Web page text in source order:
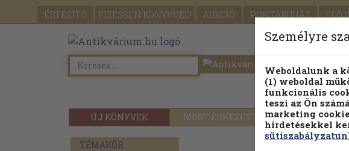
ÉRTESÍTŐ FIZESSEN KÖNYVVEL! AUKCIÓ PONTÁRUHÁZ
ÚJ KÖNYVEK MOST ÉRKEZETT
TÉMAKÖR
Személyre
Weboldalunk a
(1) weboldal
funkcionális
teszi az Ön
marketing
hirdetésekkel